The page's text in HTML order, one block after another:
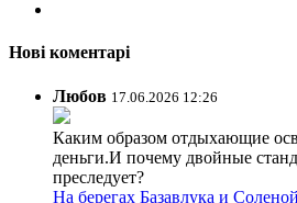
Нові коментарі
Любов 17.06.2026 12:26
Каким образом отдыхающие
деньги.И почему двойные
преследует?
На берегах Базавлука и